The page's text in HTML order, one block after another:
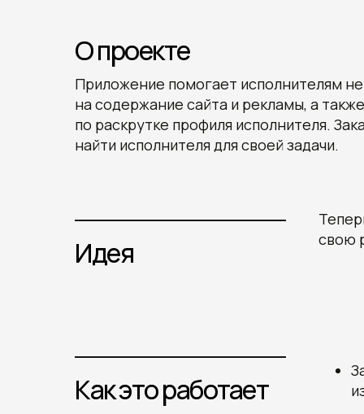
О проекте
Приложение помогает исполнителям
на содержание сайта и рекламы, а
по раскрутке профиля исполнителя.
найти исполнителя для своей задачи.
Идея
свою
Как это работает